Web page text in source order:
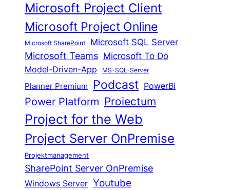
Microsoft Project Client
Microsoft Project Online
Microsoft SharePoint Microsoft SQL Server
Microsoft Teams Microsoft To Do
Model-Driven-App MS-SQL-Server
Planner Premium Podcast PowerBi
Power Platform Proiectum
Project for the Web
Project Server OnPremise
Projektmanagement
SharePoint Server OnPremise
Windows Server Youtube